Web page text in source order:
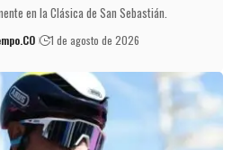
en la Clásica de San Sebastián.
1 de agosto de 2026